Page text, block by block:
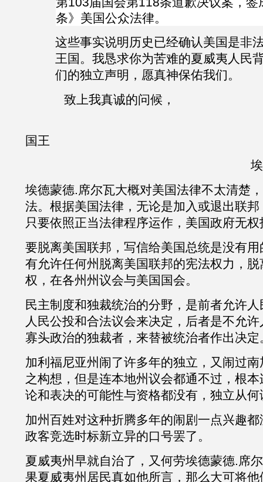
条》美国公众法律。
这些事实说明历史已经确认美国是非
王国。我恳求你为苦难的夏威夷人民
们的独立声明，愿真神保佑我们。
致上我真诚的问候，
国王
埃
埃德蒙德.席尔瓦大概对美国法律不太清楚
法。根据美国法律，无论是加入或退出联
只要依照正当法律程序运作，美国政府无权
要脱离美国联邦，写信给美国总统是没有
有允许任何州脱离美国联邦的宪法权力，
权，在各州州议会与美国国会。
民主制度和独裁统治的分野，是前者允许
人民公投和合法议会来决定，后者是不允
寡头政治的独裁者，来替被统治者作出决定
加利福尼亚州闹了许多年的独立，又闹过
之构想，但是连本地州议会都通不过，根
论和表决的可能性与资格都没有，独立从何
加州百姓对这种折腾多年的闹剧一点兴趣
政客竞选时标新立异的口号罢了。
夏威夷州早就自治了，又何劳埃德蒙德.席
果夏威夷州居民真如他所言，那么大可将